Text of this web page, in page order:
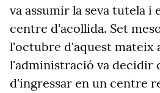
va assumir la seva tutela i
centre d'acollida. Set
l'octubre d'aquest mateix
l'administració va decidir
d'ingressar en un centre